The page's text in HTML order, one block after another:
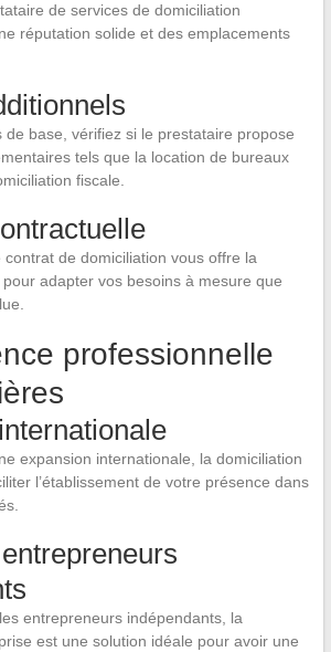
de services de domiciliation
réputation solide et des emplacements
de base, vérifiez si le prestataire propose
tels que la location de bureaux
fiscale.
de domiciliation vous offre la
adapter vos besoins à mesure que
professionnelle
expansion internationale, la domiciliation
l’établissement de votre présence dans
entrepreneurs indépendants, la
est une solution idéale pour avoir une